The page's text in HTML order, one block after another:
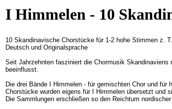
I Himmelen - 10
10 Skandinavische Chorstücke für 1-2 hohe Stimmen z.
Deutsch und Originalsprache
Seit Jahrzehnten fasziniert die Chormusik
beeinflusst.
Die drei Bände I Himmelen - für gemischten Chor und
Chorstücke wurden eigens für I Himmelen übersetzt und
Die Sammlungen erschließen so den Reichtum